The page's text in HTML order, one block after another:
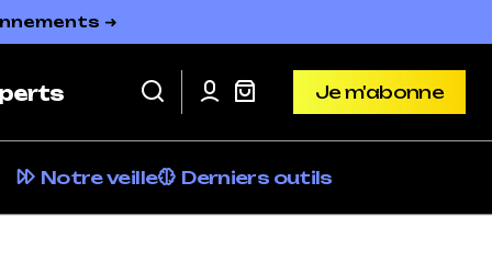
➜
Je m'abonne
Notre veille Derniers outils